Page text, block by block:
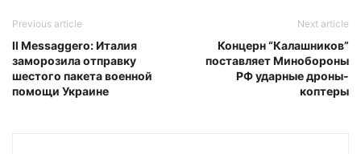
Previous article
Il Messaggero: Италия
заморозила отправку
шестого пакета военной
помощи Украине
Next article
Концерн “Калашников”
поставляет Минобороны
РФ ударные дроны-
коптеры